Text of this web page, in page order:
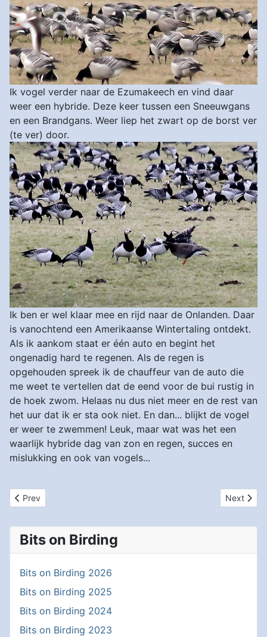
Ik vogel verder naar de Ezumakeech en vind daar
weer een hybride. Deze keer tussen een Sneeuwgans
en een Brandgans. Weer liep het zwart op de borst ver
(te ver) door.
Ik ben er wel klaar mee en rijd naar de Onlanden. Daar
is vanochtend een Amerikaanse Wintertaling ontdekt.
Als ik aankom staat er één auto en begint het
ongenadig hard te regenen. Als de regen is
opgehouden spreek ik de chauffeur van de auto die
me weet te vertellen dat de eend voor de bui rustig in
de hoek zwom. Helaas nu dus niet meer en de rest van
het uur dat ik er sta ook niet. En dan... blijkt de vogel
er weer te zwemmen! Leuk, maar wat was het een
waarlijk hybride dag van zon en regen, succes en
mislukking en ook van vogels...
Previous article: Het is lente!
Prev Next
Next
Bits on Birding
Bits on Birding 2026
Bits on Birding 2025
Bits on Birding 2024
Bits on Birding 2023